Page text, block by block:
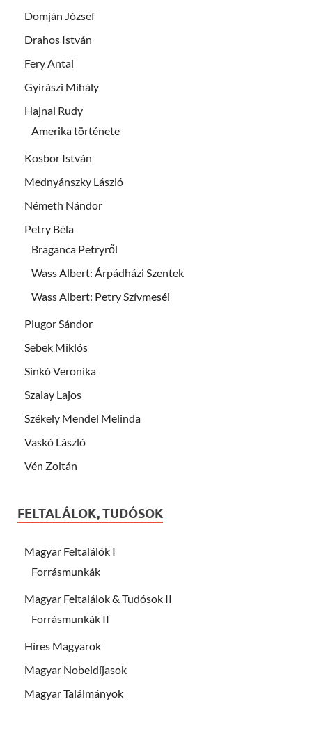
Domján József
Drahos István
Fery Antal
Gyirászi Mihály
Hajnal Rudy
Amerika története
Kosbor István
Mednyánszky László
Németh Nándor
Petry Béla
Braganca Petryről
Wass Albert: Árpádházi Szentek
Wass Albert: Petry Szívmeséi
Plugor Sándor
Sebek Miklós
Sinkó Veronika
Szalay Lajos
Székely Mendel Melinda
Vaskó László
Vén Zoltán
FELTALÁLOK, TUDÓSOK
Magyar Feltalálók I
Forrásmunkák
Magyar Feltalálok & Tudósok II
Forrásmunkák II
Híres Magyarok
Magyar Nobeldíjasok
Magyar Találmányok